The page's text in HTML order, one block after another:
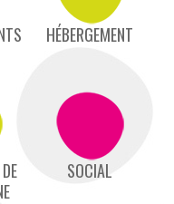
HÉBERGEMENT
SOCIAL